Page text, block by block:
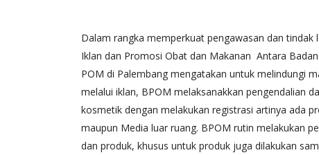
Dalam rangka memperkuat pengawasan dan tindak
Iklan dan Promosi Obat dan Makanan Antara
POM di Palembang mengatakan untuk melindungi
melalui iklan, BPOM melaksanakkan pengendalian
kosmetik dengan melakukan registrasi artinya ada
maupun Media luar ruang. BPOM rutin melakukan
dan produk, khusus untuk produk juga dilakukan